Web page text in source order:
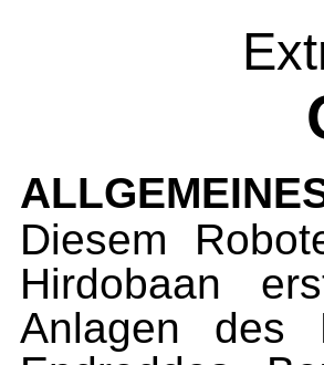
Diesem
Hirdobaan
Anlagen des